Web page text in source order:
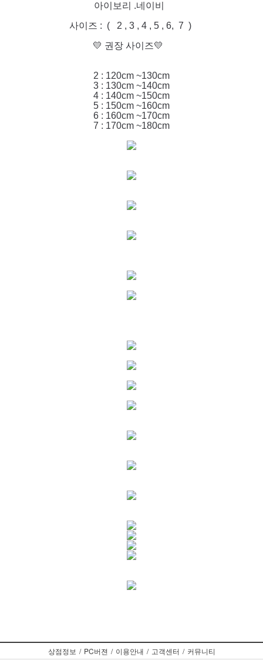
아이보리 .네이비
사이즈 : ( 2 , 3 , 4 , 5 , 6, 7 )
💛 권장 사이즈💛
2 : 120cm ~130cm
3 : 130cm ~140cm
4 : 140cm ~150cm
5 : 150cm ~160cm
6 : 160cm ~170cm
7 : 170cm ~180cm
상점정보 / PC버젼 / 이용안내 / 고객센터 / 커뮤니티